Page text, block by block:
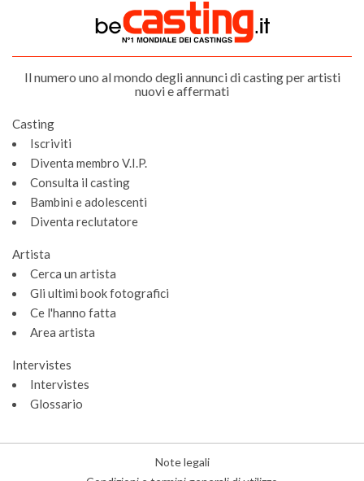
Il numero uno al mondo degli annunci di casting per artisti
nuovi e affermati
Casting
Iscriviti
Diventa membro V.I.P.
Consulta il casting
Bambini e adolescenti
Diventa reclutatore
Artista
Cerca un artista
Gli ultimi book fotografici
Ce l'hanno fatta
Area artista
Intervistes
Intervistes
Glossario
Note legali